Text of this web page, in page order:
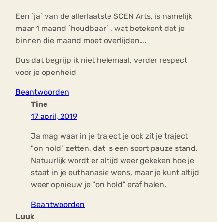
Een `ja` van de allerlaatste SCEN Arts, is namelijk
maar 1 maand `houdbaar` , wat betekent dat je
binnen die maand moet overlijden….
Dus dat begrijp ik niet helemaal, verder respect
voor je openheid!
Beantwoorden
Tine
17 april, 2019
Ja mag waar in je traject je ook zit je traject
"on hold" zetten, dat is een soort pauze stand.
Natuurlijk wordt er altijd weer gekeken hoe je
staat in je euthanasie wens, maar je kunt altijd
weer opnieuw je "on hold" eraf halen.
Beantwoorden
Luuk